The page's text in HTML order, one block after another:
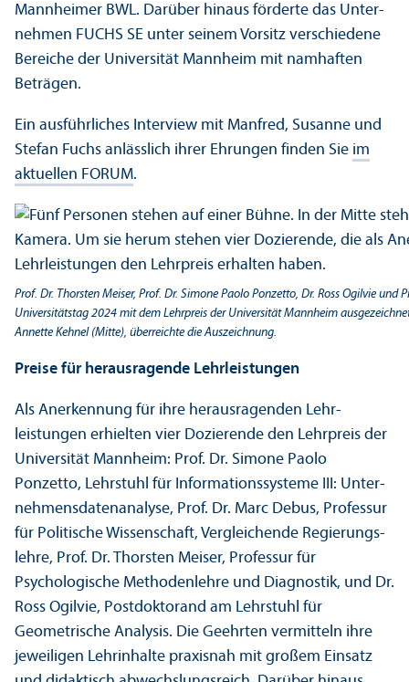
Mannheimer BWL. Darüber hinaus förderte das Unter­
nehmen FUCHS SE unter seinem Vorsitz verschiedene
Bereiche der Universität Mannheim mit namhaften
Beträgen.
Ein ausführliches Interview mit Manfred, Susanne und
Stefan Fuchs anlässlich ihrer Ehrungen finden Sie im
aktuellen FORUM.
Prof. Dr. Thorsten Meiser, Prof. Dr. Simone Paolo Ponzetto, Dr. Ross Ogilvie und
Universitätstag 2024 mit dem Lehr­preis der Universität Mannheim
Annette Kehnel (Mitte), überreichte die Auszeichnung.
Preise für herausragende Lehr­leistungen
Als Anerkennung für ihre herausragenden Lehr­
leistungen erhielten vier Dozierende den Lehr­preis der
Universität Mannheim: Prof. Dr. Simone Paolo
Ponzetto, Lehr­stuhl für Informations­systeme III: Unter­
nehmens­datenanalyse, Prof. Dr. Marc Debus, Professur
für Politische Wissenschaft, Vergleich­ende Regierungs­
lehre, Prof. Dr. Thorsten Meiser, Professur für
Psychologische Methodenlehre und Diagnostik, und Dr.
Ross Ogilvie, Postdoktorand am Lehr­stuhl für
Geometrische Analysis. Die Geehrten vermitteln ihre
jeweiligen Lehr­inhalte praxisnah mit großem Einsatz